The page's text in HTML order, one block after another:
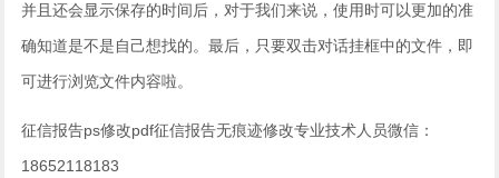
并且还会显示保存的时间后，对于我们来说，使用时可以更加的准
确知道是不是自己想找的。最后，只要双击对话挂框中的文件，即
可进行浏览文件内容啦。
征信报告ps修改pdf征信报告无痕迹修改专业技术人员微信：
18652118183